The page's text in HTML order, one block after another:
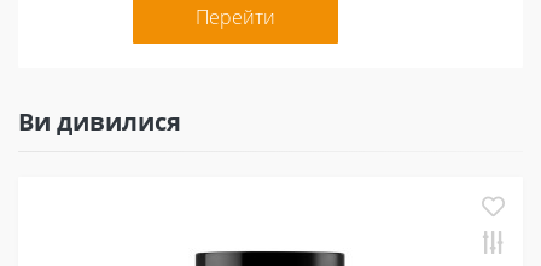
Перейти
Ви дивилися